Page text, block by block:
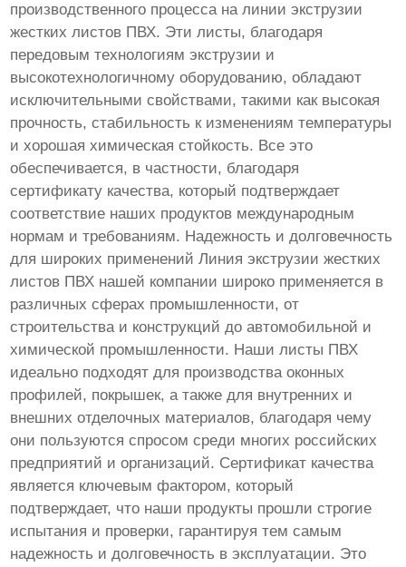
производственного процесса на линии экструзии
жестких листов ПВХ. Эти листы, благодаря
передовым технологиям экструзии и
высокотехнологичному оборудованию, обладают
исключительными свойствами, такими как высокая
прочность, стабильность к изменениям температуры
и хорошая химическая стойкость. Все это
обеспечивается, в частности, благодаря
сертификату качества, который подтверждает
соответствие наших продуктов международным
нормам и требованиям. Надежность и долговечность
для широких применений Линия экструзии жестких
листов ПВХ нашей компании широко применяется в
различных сферах промышленности, от
строительства и конструкций до автомобильной и
химической промышленности. Наши листы ПВХ
идеально подходят для производства оконных
профилей, покрышек, а также для внутренних и
внешних отделочных материалов, благодаря чему
они пользуются спросом среди многих российских
предприятий и организаций. Сертификат качества
является ключевым фактором, который
подтверждает, что наши продукты прошли строгие
испытания и проверки, гарантируя тем самым
надежность и долговечность в эксплуатации. Это